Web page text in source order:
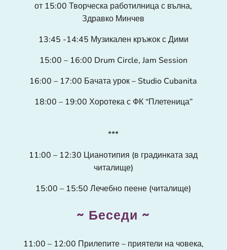
от 15:00 Творческа работилница с вълна,
Здравко Минчев
13:45 -14:45 Музикален кръжок с Дими
15:00 – 16:00 Drum Circle, Jam Session
16:00 – 17:00 Бачата урок – Studio Cubanita
18:00 – 19:00 Хоротека с ФК “Плетеница”
***
11:00 – 12:30 Цианотипия (в градинката зад
читалище)
15:00 – 15:50 Лечебно пеене (читалище)
~ Беседи ~
11:00 – 12:00 Прилепите – приятели на човека,